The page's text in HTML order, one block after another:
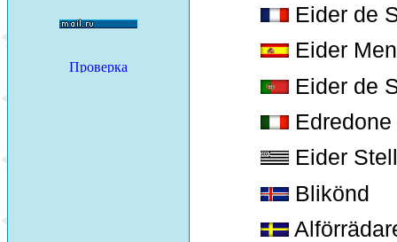
Eider de
Eider
Eider de
Eider
Blikönd